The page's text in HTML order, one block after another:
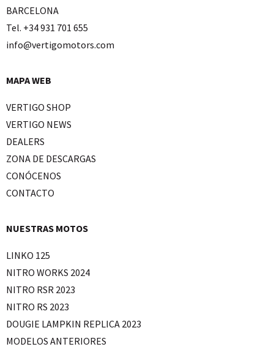
BARCELONA
Tel. +34 931 701 655
info@vertigomotors.com
MAPA WEB
VERTIGO SHOP
VERTIGO NEWS
DEALERS
ZONA DE DESCARGAS
CONÓCENOS
CONTACTO
NUESTRAS MOTOS
LINKO 125
NITRO WORKS 2024
NITRO RSR 2023
NITRO RS 2023
DOUGIE LAMPKIN REPLICA 2023
MODELOS ANTERIORES